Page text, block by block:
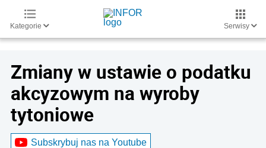
Kategorie Serwisy
Zmiany w ustawie o podatku
akcyzowym na wyroby
tytoniowe
Subskrybuj nas na Youtube